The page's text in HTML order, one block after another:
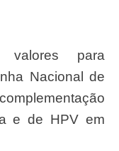
Nacional de
e de HPV em